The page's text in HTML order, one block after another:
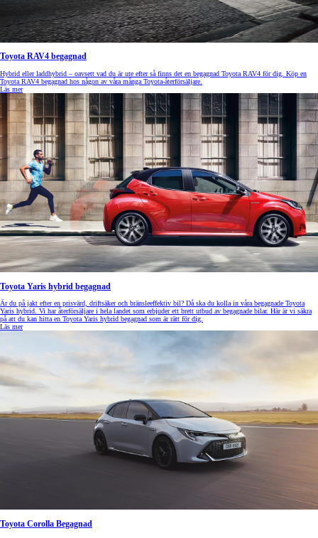
Toyota RAV4 begagnad
Hybrid eller laddhybrid – oavsett vad du är ute efter så finns det en begagnad Toyota RAV4 för dig. Köp en
Toyota RAV4 begagnad hos någon av våra många Toyota-återförsäljare.
Läs mer
Toyota Yaris hybrid begagnad
Är du på jakt efter en prisvärd, driftsäker och bränsleeffektiv bil? Då ska du kolla in våra begagnade Toyota
Yaris hybrid. Vi har återförsäljare i hela landet som erbjuder ett brett utbud av begagnade bilar. Här är vi säkra
på att du kan hitta en Toyota Yaris hybrid begagnad som är rätt för dig.
Läs mer
Toyota Corolla Begagnad